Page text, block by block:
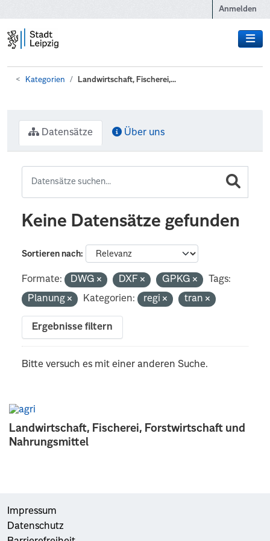
Anmelden
Kategorien Landwirtschaft, Fischerei,...
Landwirtschaft, Fischerei, Forstwirtschaft und
Nahrungsmittel
Datensätze Über uns
Keine Datensätze gefunden
Sortieren nach
Formate: DWG DXF GPKG
Tags:
Planung
Kategorien: regi tran
Ergebnisse filtern
Bitte versuch es mit einer anderen Suche.
Impressum
Datenschutz